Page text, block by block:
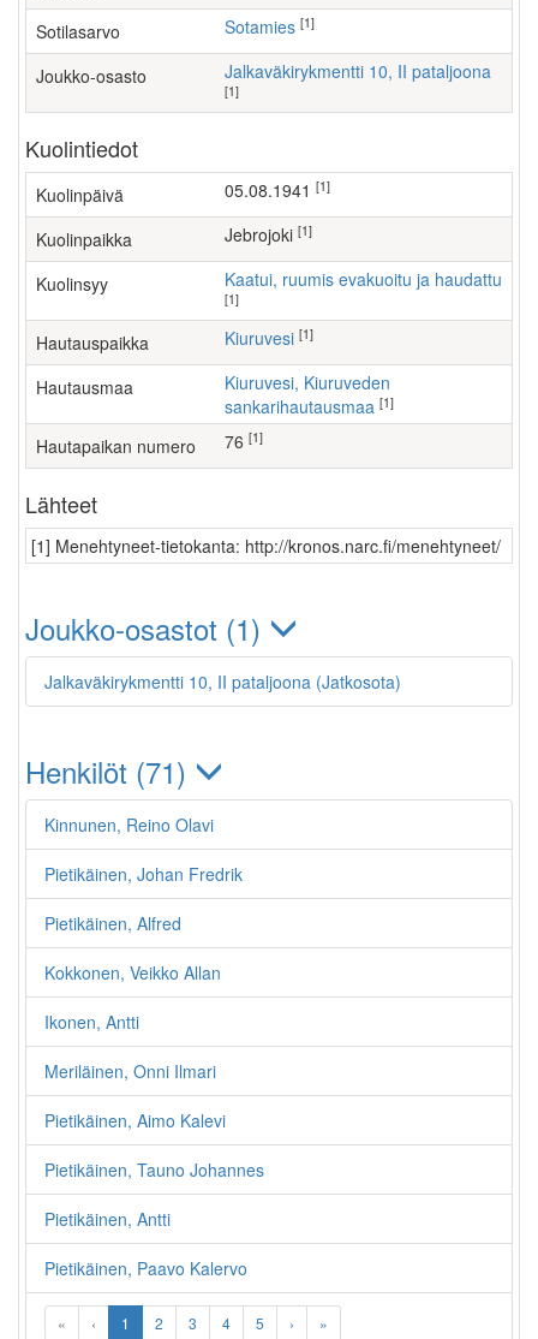
Sotilasarvo Sotamies [1]
Joukko-osasto Jalkaväkirykmentti 10, II pataljoona
[1]
Kuolintiedot
Kuolinpäivä 05.08.1941 [1]
Kuolinpaikka Jebrojoki [1]
Kuolinsyy Kaatui, ruumis evakuoitu ja haudattu
[1]
Hautauspaikka Kiuruvesi [1]
Hautausmaa
Kiuruvesi, Kiuruveden
sankarihautausmaa [1]
Hautapaikan numero 76 [1]
Lähteet
[1] Menehtyneet-tietokanta: http://kronos.narc.fi/menehtyneet/
Joukko-osastot (1)
Jalkaväkirykmentti 10, II pataljoona (Jatkosota)
Henkilöt (71)
Kinnunen, Reino Olavi
Pietikäinen, Johan Fredrik
Pietikäinen, Alfred
Kokkonen, Veikko Allan
Ikonen, Antti
Meriläinen, Onni Ilmari
Pietikäinen, Aimo Kalevi
Pietikäinen, Tauno Johannes
Pietikäinen, Antti
Pietikäinen, Paavo Kalervo
« ‹ 1 2 3 4 5 › »